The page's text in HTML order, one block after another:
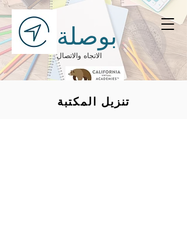
بوصلة
الاتجاه والاتصال
تنزيل المكتبة